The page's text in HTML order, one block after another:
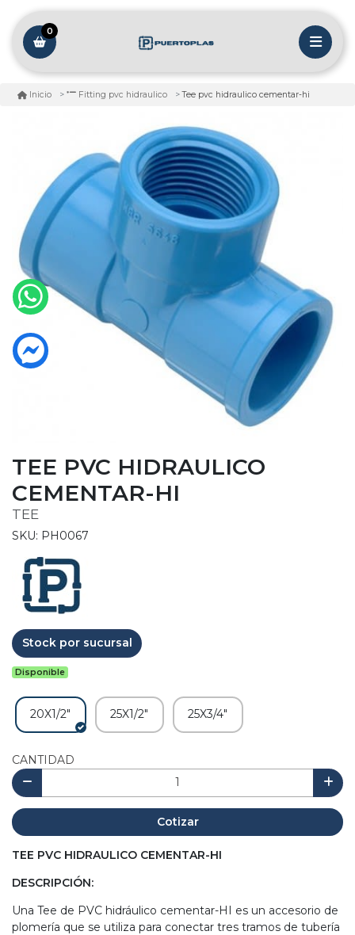
0
Inicio Fitting pvc hidraulico Tee pvc hidraulico cementar-hi
TEE PVC HIDRAULICO
CEMENTAR-HI
TEE
SKU: PH0067
Stock por sucursal
Disponible
20X1/2" 25X1/2" 25X3/4"
CANTIDAD
Cotizar
TEE PVC HIDRAULICO CEMENTAR-HI
DESCRIPCIÓN:
Una Tee de PVC hidráulico cementar-HI es un accesorio de
plomería que se utiliza para conectar tres tramos de tubería